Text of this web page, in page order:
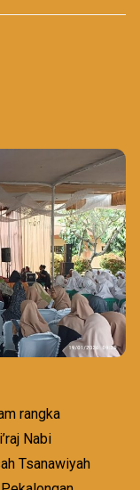
rangka
Nabi
Tsanawiyah